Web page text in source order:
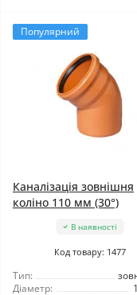
Популярний
Каналізація зовнішня
коліно 110 мм (30°)
В наявності
Код товару: 1477
Тип:
Діаметр: